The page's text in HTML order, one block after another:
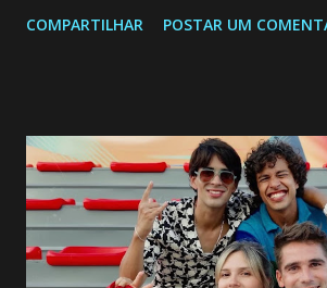
a Programação Semanal do SBT de 08/
confessa a Gabriel que ele demonstrou
pessoa que ela tanto desejou durante
entra no quarto de Gabriel e imagina
encontro deles, quando conseguir
Paula sobre a suposta infidelidade de
COMPARTILHAR POSTAR UM